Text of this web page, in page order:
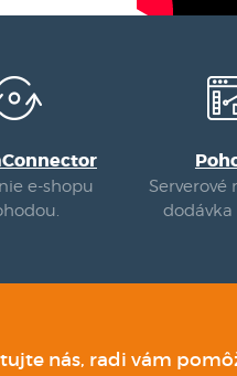
e-shopu
Serverové
dodávka
nás, radi vám